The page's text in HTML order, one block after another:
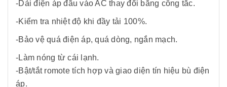
-Làm nóng từ cái lạnh.
-Bật/tắt romote tích hợp và giao diện tín hiệu bù điện